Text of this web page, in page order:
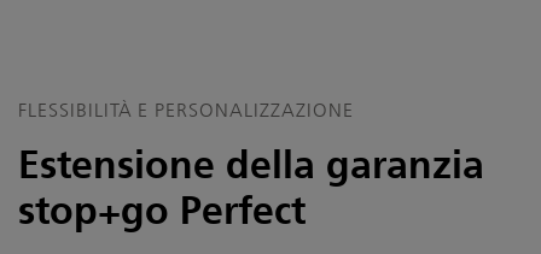
FLESSIBILITÀ E PERSONALIZZAZIONE
Estensione della garanzia
stop+go Perfect